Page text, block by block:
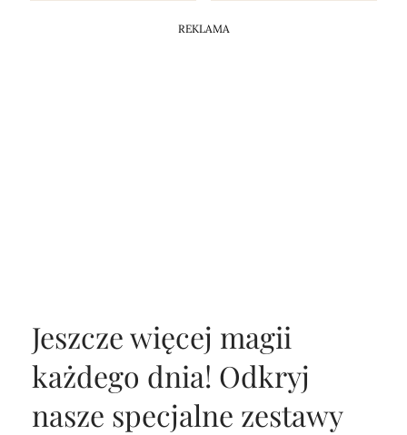
REKLAMA
Jeszcze więcej magii
każdego dnia! Odkryj
nasze specjalne zestawy